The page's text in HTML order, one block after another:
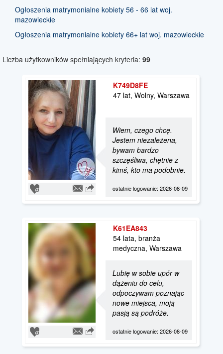
Ogłoszenia matrymonialne kobiety 56 - 66 lat woj.
mazowieckie
Ogłoszenia matrymonialne kobiety 66+ lat woj. mazowieckie
Liczba użytkowników spełniających kryteria: 99
K749D8FE
47 lat, Wolny, Warszawa
Wiem, czego chcę.
Jestem niezależena,
bywam bardzo
szczęśliwa, chętnie z
kimś, kto ma podobnie.
ostatnie logowanie: 2026-08-09
K61EA843
54 lata, branża
medyczna, Warszawa
Lubię w sobie upór w
dążeniu do celu,
odpoczywam poznając
nowe miejsca, moją
pasją są podróże.
ostatnie logowanie: 2026-08-09